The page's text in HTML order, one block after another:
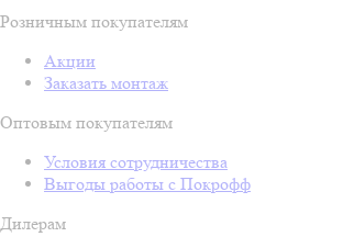
Розничным покупателям
Акции
Заказать монтаж
Оптовым покупателям
Условия сотрудничества
Выгоды работы с Покрофф
Дилерам